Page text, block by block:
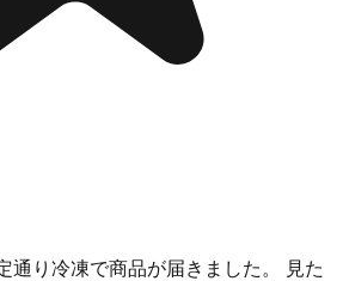
り冷凍で商品が届きました。 見た